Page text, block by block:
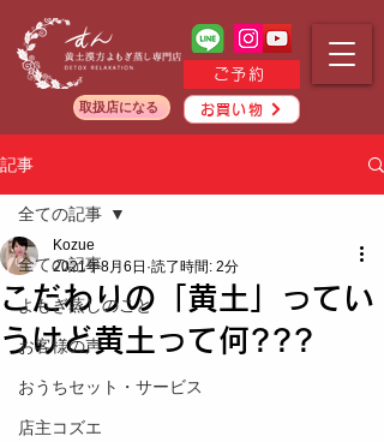
ご予約
お買い物
取扱店になる
記事
全ての記事
よもぎ蒸しのこと
お客様の声
おうちセット・サービス
店主コズエ
全ての記事
こだわりの「黄土」ってい
うけど黄土って何???
Kozue
2021年8月6日 読了時間: 2分